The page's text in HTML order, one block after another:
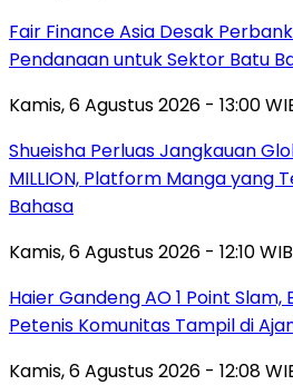
Fair Finance Asia Desak
Pendanaan untuk Sektor Batu
Kamis, 6 Agustus 2026 - 13:00
Shueisha Perluas Jangkauan
MILLION, Platform Manga yang
Bahasa
Kamis, 6 Agustus 2026 - 12:10 WIB
Haier Gandeng AO 1 Point Slam,
Petenis Komunitas Tampil di
Kamis, 6 Agustus 2026 - 12:08